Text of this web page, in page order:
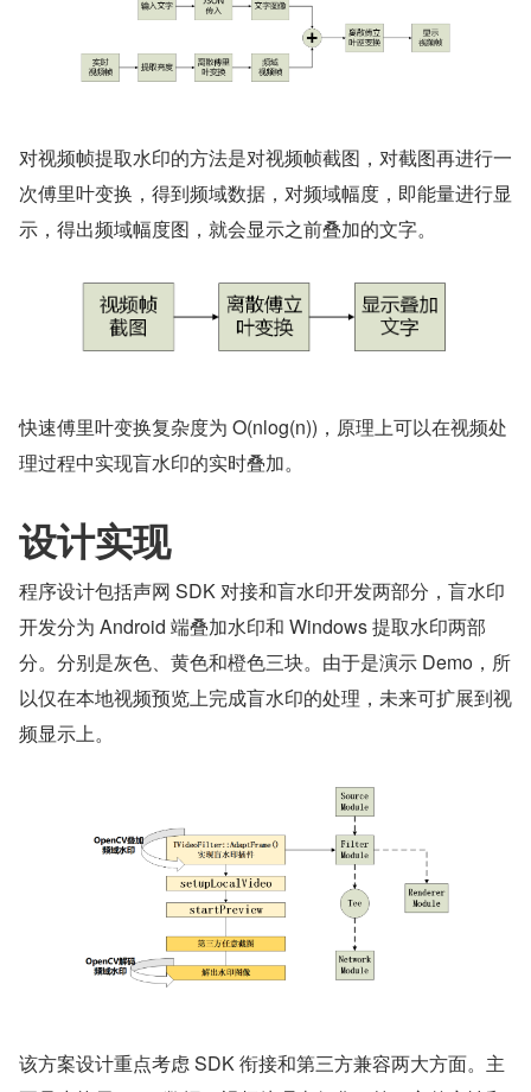
对视频帧提取水印的方法是对视频帧截图，对截图再进行一
次傅里叶变换，得到频域数据，对频域幅度，即能量进行显
示，得出频域幅度图，就会显示之前叠加的文字。
快速傅里叶变换复杂度为 O(nlog(n))，原理上可以在视频处
理过程中实现盲水印的实时叠加。
设计实现
程序设计包括声网 SDK 对接和盲水印开发两部分，盲水印
开发分为 Android 端叠加水印和 Windows 提取水印两部
分。分别是灰色、黄色和橙色三块。由于是演示 Demo，所
以仅在本地视频预览上完成盲水印的处理，未来可扩展到视
频显示上。
该方案设计重点考虑 SDK 衔接和第三方兼容两大方面。主